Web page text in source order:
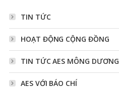
TIN TỨC
HOẠT ĐỘNG CỘNG ĐỒNG
TIN TỨC AES MÔNG DƯƠNG
AES VỚI BÁO CHÍ